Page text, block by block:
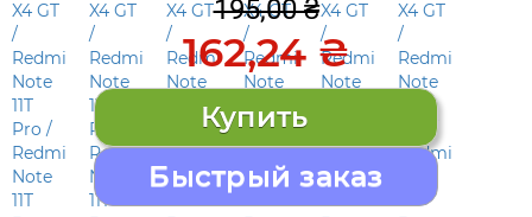
195,00 ₴
162,24 ₴
Быстрый заказ